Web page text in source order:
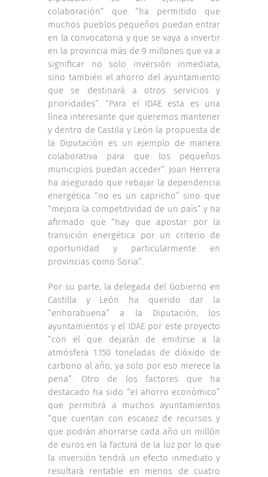
colaboración” que “ha permitido que
muchos pueblos pequeños puedan entrar
en la convocatoria y que se vaya a invertir
en la provincia más de 9 millones que va a
significar no solo inversión inmediata,
sino también el ahorro del ayuntamiento
que se destinará a otros servicios y
prioridades”. “Para el IDAE esta es una
línea interesante que queremos mantener
y dentro de Castila y León la propuesta de
la Diputación es un ejemplo de manera
colaborativa para que los pequeños
municipios puedan acceder”. Joan Herrera
ha asegurado que rebajar la dependencia
energética “no es un capricho” sino que
“mejora la competitividad de un país” y ha
afirmado que “hay que apostar por la
transición energética por un criterio de
oportunidad y particularmente en
provincias como Soria”.
Por su parte, la delegada del Gobierno en
Castilla y León ha querido dar la
“enhorabuena” a la Diputación, los
ayuntamientos y el IDAE por este proyecto
“con el que dejarán de emitirse a la
atmósfera 1.150 toneladas de dióxido de
carbono al año, ya solo por eso merece la
pena”. Otro de los factores que ha
destacado ha sido “el ahorro económico”
que permitirá a muchos ayuntamientos
“que cuentan con escasez de recursos y
que podrán ahorrarse cada año un millón
de euros en la factura de la luz por lo que
la inversión tendrá un efecto inmediato y
resultará rentable en menos de cuatro